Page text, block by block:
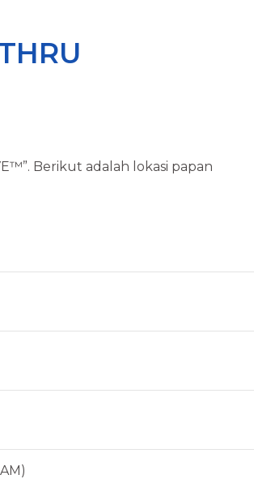
Berikut adalah lokasi papan